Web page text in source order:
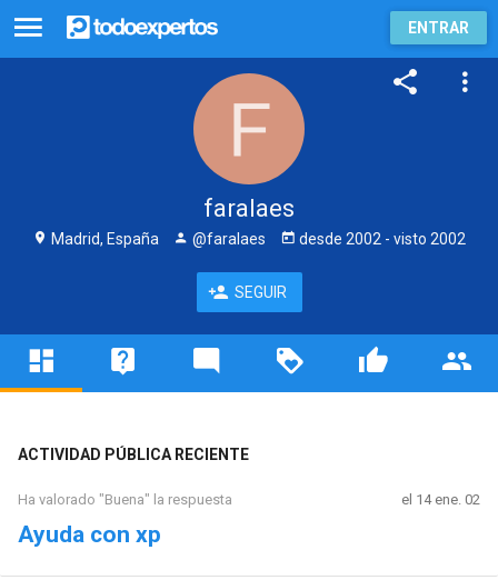
ENTRAR
faralaes
Madrid, España @faralaes desde 2002 - visto 2002
SEGUIR
ACTIVIDAD PÚBLICA RECIENTE
Ha valorado "Buena" la respuesta el 14 ene. 02
Ayuda con xp